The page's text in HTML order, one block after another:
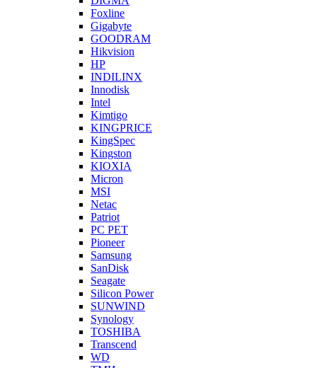
Foxline
Gigabyte
GOODRAM
Hikvision
HP
INDILINX
Innodisk
Intel
Kimtigo
KINGPRICE
KingSpec
Kingston
KIOXIA
Micron
MSI
Netac
Patriot
PC PET
Pioneer
Samsung
SanDisk
Seagate
Silicon Power
SUNWIND
Synology
TOSHIBA
Transcend
WD